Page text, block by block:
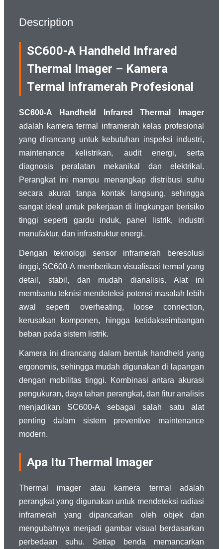
Description
SC600-A Handheld Infrared
Thermal Imager – Kamera
Termal Inframerah Profesional
SC600-A Handheld Infrared Thermal Imager
adalah kamera termal inframerah kelas profesional
yang dirancang untuk kebutuhan inspeksi industri,
maintenance kelistrikan, audit energi, serta
diagnosis peralatan mekanikal dan elektrikal.
Perangkat ini mampu menangkap distribusi suhu
secara akurat tanpa kontak langsung, sehingga
sangat ideal untuk pekerjaan di lingkungan berisiko
tinggi seperti gardu induk, panel listrik, industri
manufaktur, dan infrastruktur energi.
Dengan teknologi sensor inframerah beresolusi
tinggi, SC600-A memberikan visualisasi termal yang
detail, stabil, dan mudah dianalisis. Alat ini
membantu teknisi mendeteksi potensi masalah lebih
awal seperti overheating, loose connection,
kerusakan komponen, hingga ketidakseimbangan
beban pada sistem listrik.
Kamera ini dirancang dalam bentuk handheld yang
ergonomis, sehingga mudah digunakan di lapangan
dengan mobilitas tinggi. Kombinasi antara akurasi
pengukuran, daya tahan perangkat, dan fitur analisis
menjadikan SC600-A sebagai salah satu alat
penting dalam sistem preventive maintenance
modern.
Apa Itu Thermal Imager
Thermal imager atau kamera termal adalah
perangkat yang digunakan untuk mendeteksi radiasi
inframerah yang dipancarkan oleh objek dan
mengubahnya menjadi gambar visual berdasarkan
perbedaan suhu. Setiap benda memancarkan